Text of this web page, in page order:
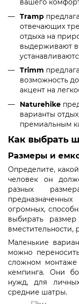
вашего
Tramp
отвечающих
отдыха на
выдерживают
Trimm
возможность
акцент на
Naturehike
варианты
премиальным
Как выбрать
Размеры и
Определите,
человек он
разных
огромных,
выбирать
вместительности,
Маленькие
можно
сложном монтаже
кемпинга. Они
нужд, для
средние шатры.